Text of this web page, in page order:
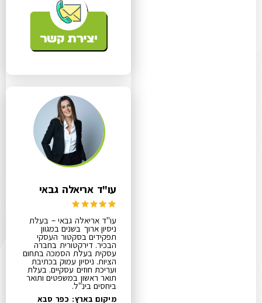
עו"ד אריאלה גבאי
עו"ד אריאלה גבאי – בעלת
ניסיון ארוך בשנים במגוון
תפקידים בסקטור העסקי
הבכיר. דירקטורית בחברה
עסקית בעלת הסמכה בתחום
הציות. ניסיון עמוק בכתיבת
ועריכת חוזים עסקיים. בעלת
תואר ראשון במשפטים ותואר
ביחסים בינ"ל.
מיקום בארץ: כפר סבא